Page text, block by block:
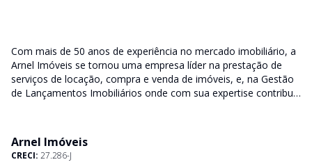
Com mais de 50 anos de experiência no mercado imobiliário, a
Arnel Imóveis se tornou uma empresa líder na prestação de
serviços de locação, compra e venda de imóveis, e, na Gestão
de Lançamentos Imobiliários onde com sua expertise contribui
responsabilidade do sucesso no lançamento das vendas.
Arnel Imóveis
CRECI: 27.286-J